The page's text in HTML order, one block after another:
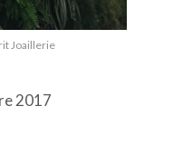
Joaillerie
2017